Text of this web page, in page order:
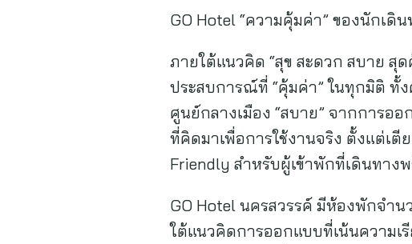
GO Hotel “ความคุ้มค่า” ของนักเดิ
ภายใต้แนวคิด “สุข สะดวก สบาย สุ
ประสบการณ์ที่ “คุ้มค่า” ในทุกมิติ ทั้
ศูนย์กลางเมือง “สบาย” จากการอ
ที่คิดมาเพื่อการใช้งานจริง ตั้งแต่เ
Friendly สำหรับผู้เข้าพักที่เดินทาง
GO Hotel นครสวรรค์ มีห้องพักจำน
ใต้แนวคิดการออกแบบที่เน้นความเ